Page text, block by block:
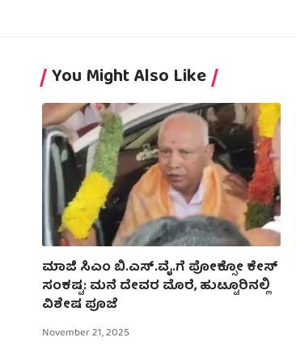
You Might Also Like
ಮಾಜಿ ಸಿಎಂ ಬಿ.ಎಸ್.ವೈ.ಗೆ ಪೋಕ್ಸೋ ಕೇಸ್
ಸಂಕಷ್ಟ: ಮನೆ ದೇವರ ಮೊರೆ, ಹುಟ್ಟೂರಿನಲ್ಲಿ
ವಿಶೇಷ ಪೂಜೆ
November 21, 2025